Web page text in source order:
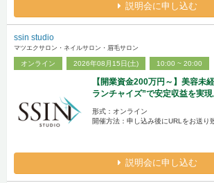
説明会に申し込む
ssin studio
マツエクサロン・ネイルサロン・眉毛サロン
オンライン 2026年08月15日(土) 10:00 ~ 20:00
【開業資金200万円～】美容未
ランチャイズ”で安定収益を実現
形式：オンライン
開催方法：申し込み後にURLをお送り
説明会に申し込む